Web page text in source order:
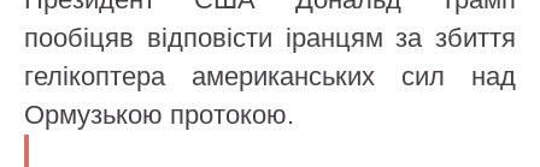
пообіцяв відповісти іранцям за збиття
гелікоптера американських сил над
Ормузькою протокою.